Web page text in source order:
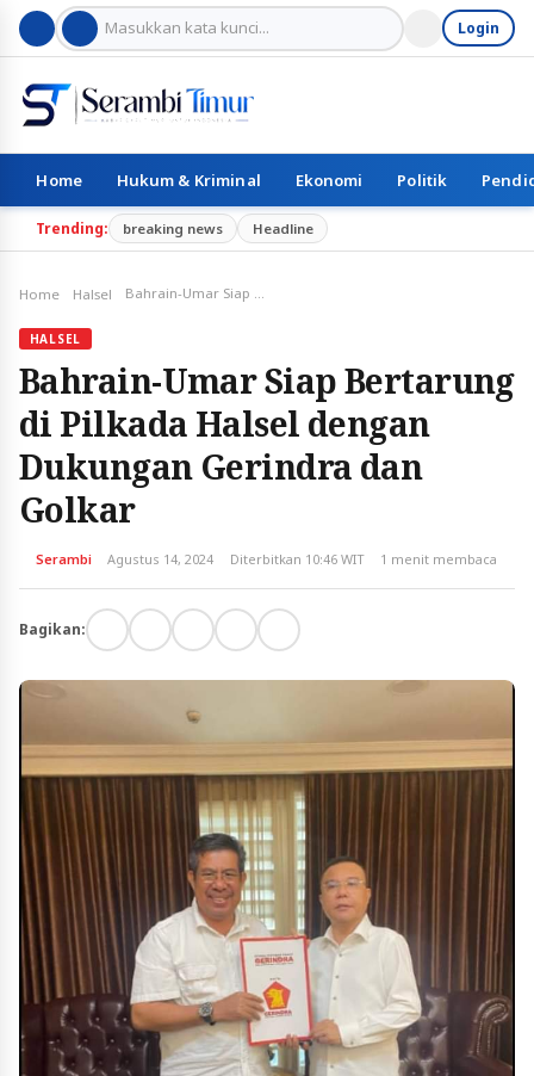
Login
Home Hukum & Kriminal Ekonomi Politik
Trending: breaking news Headline
Home Halsel Bahrain-Umar Siap Bertarung di Pilkada Halsel dengan Dukungan Gerindra dan Golkar
HALSEL
Bahrain-Umar Siap Bertarung
di Pilkada Halsel dengan
Dukungan Gerindra dan
Golkar
Serambi Agustus 14, 2024 Diterbitkan 10:46 WIT 1 menit membaca
Bagikan: